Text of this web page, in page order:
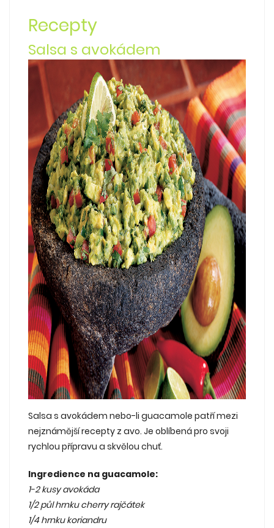
Recepty
Salsa s avokádem
Salsa s avokádem nebo-li guacamole patří mezi
nejznámější recepty z avo. Je oblíbená pro svoji
rychlou přípravu a skvělou chuť.
Ingredience na guacamole:
1-2 kusy avokáda
1/2 půl hrnku cherry rajčátek
1/4 hrnku koriandru